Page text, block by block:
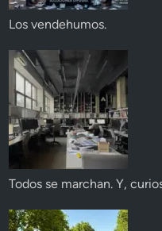
Los vendehumos.
Todos se marchan. Y,